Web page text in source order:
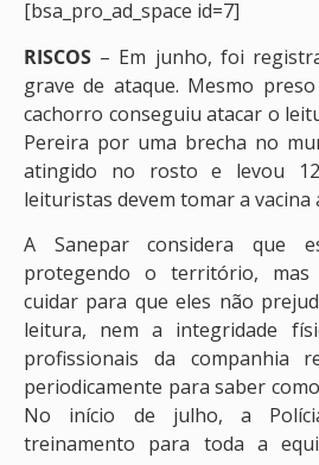
[bsa_pro_ad_space id=7]
RISCOS – Em junho, foi
grave de ataque. Mesmo
cachorro conseguiu atacar o
Pereira por uma brecha no
atingido no rosto e levou
leituristas devem tomar a vacina
A Sanepar considera que
protegendo o território, mas
cuidar para que eles não
leitura, nem a integridade
profissionais da companhia
periodicamente para saber
No início de julho, a
treinamento para toda a